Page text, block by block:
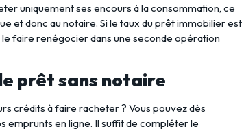
uniquement ses encours à la consommation, ce
et donc au notaire. Si le taux du prêt immobilier est
faire renégocier dans une seconde opération
prêt sans notaire
crédits à faire racheter ? Vous pouvez dès
emprunts en ligne. Il suffit de compléter le